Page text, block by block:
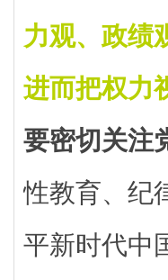
力观、政绩
进而把权力
要密切关注
性教育、纪
平新时代中